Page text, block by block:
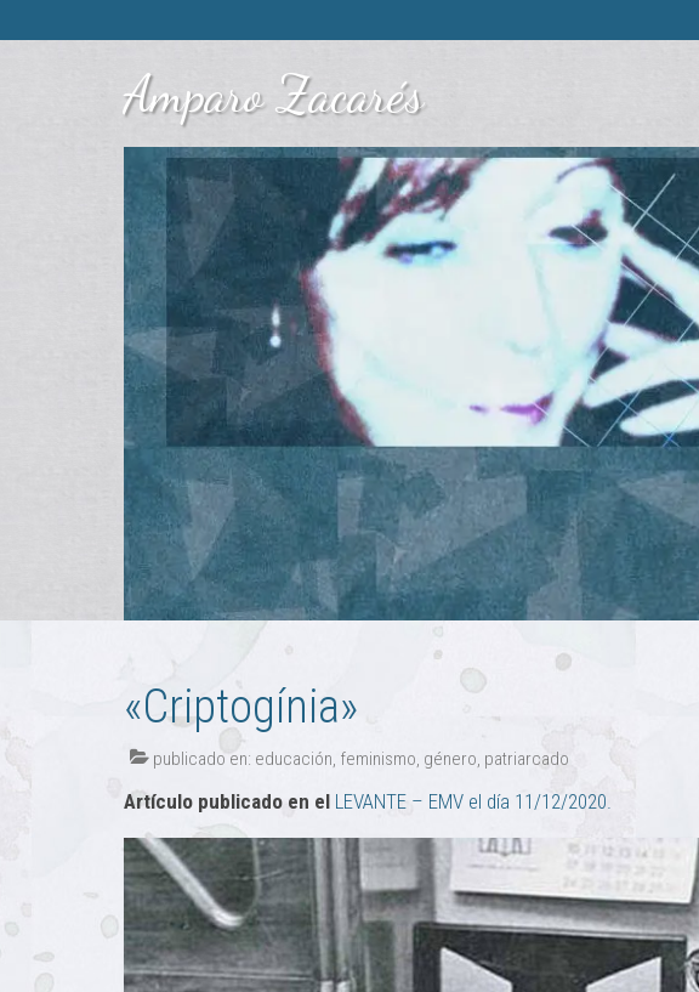
Amparo Zacarés
«Criptogínia»
publicado en: educación, feminismo, género, patriarcado
Artículo publicado en el LEVANTE – EMV el día 11/12/2020.